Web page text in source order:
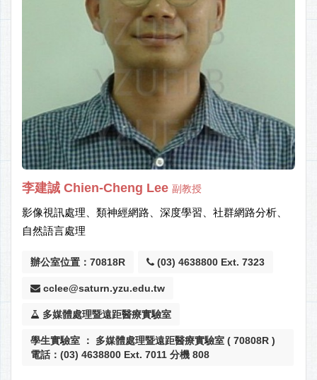
李建誠 Chien-Cheng Lee 副教授
影像視訊處理、類神經網路、深度學習、社群網路分析、
自然語言處理
辦公室位置：70818R (03) 4638800 Ext. 7323
cclee@saturn.yzu.edu.tw
多媒體處理暨遠距醫療實驗室
學生實驗室 ： 多媒體處理暨遠距醫療實驗室 ( 70808R )
電話：(03) 4638800 Ext. 7011 分機 808